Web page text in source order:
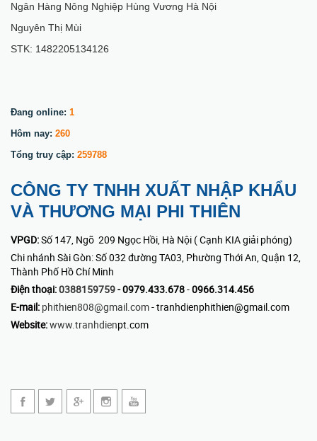
Ngân Hàng Nông Nghiệp Hùng Vương Hà Nội
Nguyên Thị Mùi
STK: 1482205134126
Đang online: 1
Hôm nay: 260
Tổng truy cập: 259788
CÔNG TY TNHH XUẤT NHẬP KHẨU
VÀ THƯƠNG MẠI PHI THIÊN
VPGD:Số 147, Ngõ 209 Ngọc Hồi, Hà Nội ( Cạnh KIA giải phóng)
Chi nhánh Sài Gòn: Số 032 đường TA03, Phường Thới An, Quận 12,
Thành Phố Hồ Chí Minh
Điện thoại:0388159759- 0979.433.678-0966.314.456
E-mail: phithien808@gmail.com- tranhdienphithien@gmail.com
Website:www.tranhdienpt.com